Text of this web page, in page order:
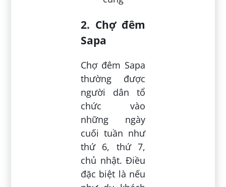
2. Chợ đêm
Sapa
Chợ đêm Sapa
thường được
người dân tổ
chức vào
những ngày
cuối tuần như
thứ 6, thứ 7,
chủ nhật. Điều
đặc biệt là nếu